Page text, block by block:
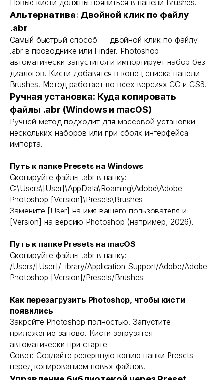
Новые кисти должны появиться в панели Brushes.
Альтернатива: Двойной клик по файлу
.abr
Самый быстрый способ — двойной клик по файлу
.abr в проводнике или Finder. Photoshop
автоматически запустится и импортирует набор без
диалогов. Кисти добавятся в конец списка панели
Brushes. Метод работает во всех версиях CC и CS6.
Ручная установка: Куда копировать
файлы .abr (Windows и macOS)
Ручной метод подходит для массовой установки
нескольких наборов или при сбоях интерфейса
импорта.
Путь к папке Presets на Windows
Скопируйте файлы .abr в папку:
C:\Users\[User]\AppData\Roaming\Adobe\Adobe
Photoshop [Version]\Presets\Brushes
Замените [User] на имя вашего пользователя и
[Version] на версию Photoshop (например, 2026).
Путь к папке Presets на macOS
Скопируйте файлы .abr в папку:
/Users/[User]/Library/Application Support/Adobe/Adobe
Photoshop [Version]/Presets/Brushes
Как перезагрузить Photoshop, чтобы кисти
появились
Закройте Photoshop полностью. Запустите
приложение заново. Кисти загрузятся
автоматически при старте.
Совет: Создайте резервную копию папки Presets
перед копированием новых файлов.